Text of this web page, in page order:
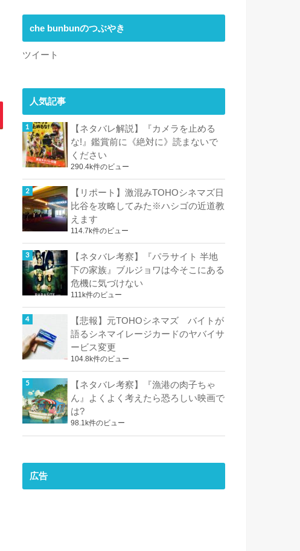
che bunbunのつぶやき
ツイート
人気記事
【ネタバレ解説】『カメラを止める
な!』鑑賞前に《絶対に》読まないで
ください
290.4k件のビュー
【リポート】激混みTOHOシネマズ日
比谷を攻略してみた※ハシゴの近道教
えます
114.7k件のビュー
【ネタバレ考察】『パラサイト 半地
下の家族』ブルジョワは今そこにある
危機に気づけない
111k件のビュー
【悲報】元TOHOシネマズ バイトが
語るシネマイレージカードのヤバイサ
ービス変更
104.8k件のビュー
【ネタバレ考察】『漁港の肉子ちゃ
ん』よくよく考えたら恐ろしい映画で
は?
98.1k件のビュー
広告